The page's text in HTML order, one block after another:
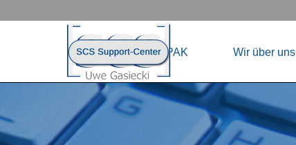
Home
HAPAK Wir über uns